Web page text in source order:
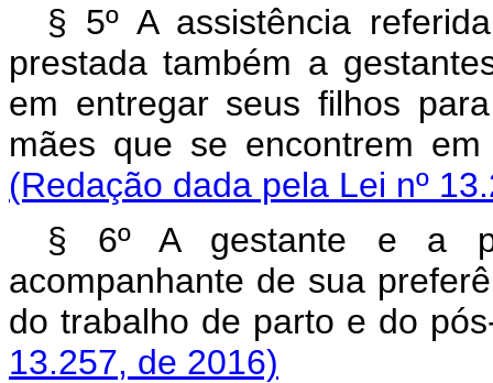
§ 5º A assistência
prestada também a
em entregar seus filhos
mães que se encontrem
(Redação dada pela Lei nº
§ 6º A gestante e a
acompanhante de sua
do trabalho de parto e do
13.257, de 2016)